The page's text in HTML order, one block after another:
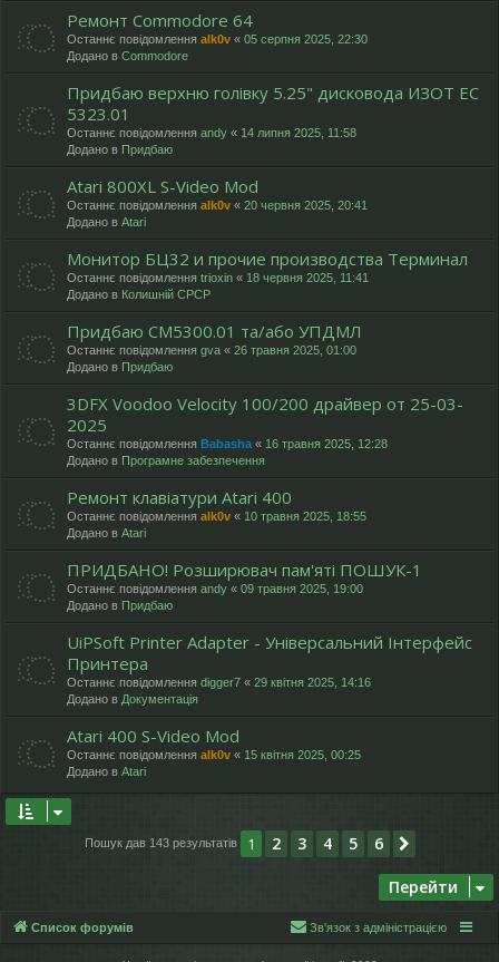
Ремонт Commodore 64
Останнє повідомлення alk0v « 05 серпня 2025, 22:30
Додано в Commodore
Придбаю верхню голівку 5.25" дисковода ИЗОТ ЕC
5323.01
Останнє повідомлення andy « 14 липня 2025, 11:58
Додано в Придбаю
Atari 800XL S-Video Mod
Останнє повідомлення alk0v « 20 червня 2025, 20:41
Додано в Atari
Монитор БЦ32 и прочие производства Терминал
Останнє повідомлення trioxin « 18 червня 2025, 11:41
Додано в Колишній СРСР
Придбаю СМ5300.01 та/або УПДМЛ
Останнє повідомлення gva « 26 травня 2025, 01:00
Додано в Придбаю
3DFX Voodoo Velocity 100/200 драйвер от 25-03-
2025
Останнє повідомлення Babasha « 16 травня 2025, 12:28
Додано в Програмне забезпечення
Ремонт клавіатури Atari 400
Останнє повідомлення alk0v « 10 травня 2025, 18:55
Додано в Atari
ПРИДБАНО! Розширювач пам'яті ПОШУК-1
Останнє повідомлення andy « 09 травня 2025, 19:00
Додано в Придбаю
UiPSoft Printer Adapter - Універсальний Інтерфейс
Принтера
Останнє повідомлення digger7 « 29 квітня 2025, 14:16
Додано в Документація
Atari 400 S-Video Mod
Останнє повідомлення alk0v « 15 квітня 2025, 00:25
Додано в Atari
Пошук дав 143 результатів 1 2 3 4 5 6
Перейти
Список форумів Зв'язок з адміністрацією